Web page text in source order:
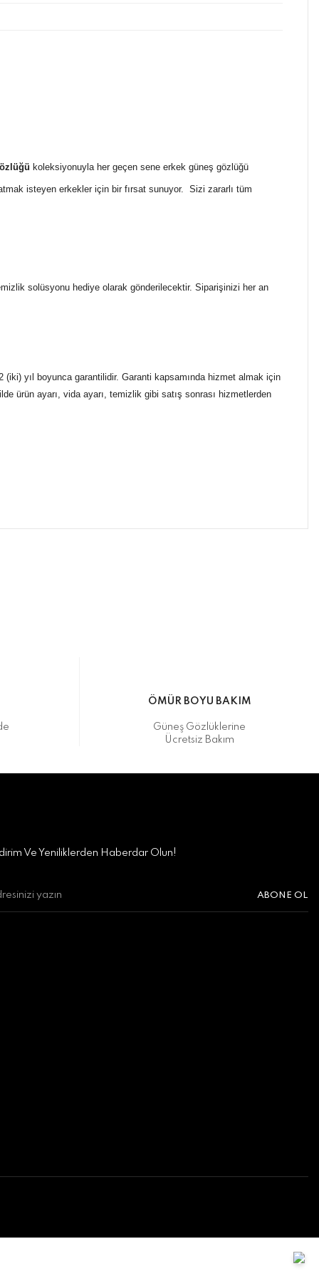
koleksiyonuyla her geçen sene erkek güneş gözlüğü
isteyen erkekler için bir fırsat sunuyor. Sizi zararlı tüm
solüsyonu hediye olarak gönderilecektir. Siparişinizi her an
yıl boyunca garantilidir. Garanti kapsamında hizmet almak için
ürün ayarı, vida ayarı, temizlik gibi satış sonrası hizmetlerden
ÖMÜR BOYU BAKIM
Güneş Gözlüklerine
Ücretsiz Bakım
Ve Yeniliklerden Haberdar Olun!
ABONE OL